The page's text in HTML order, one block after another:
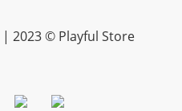
| 2023 © Playful Store